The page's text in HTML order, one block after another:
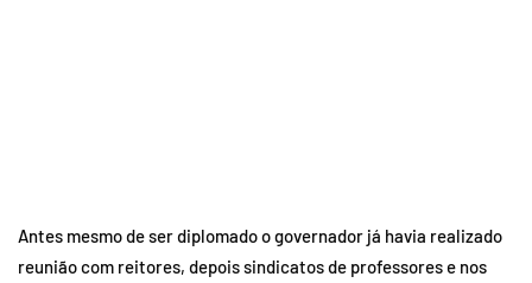
Antes mesmo de ser diplomado o governador já havia realizado
reunião com reitores, depois sindicatos de professores e nos